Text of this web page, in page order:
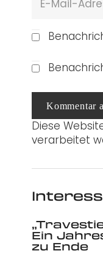
Kommentar
Diese
verarbeitet
Ein
zu Ende